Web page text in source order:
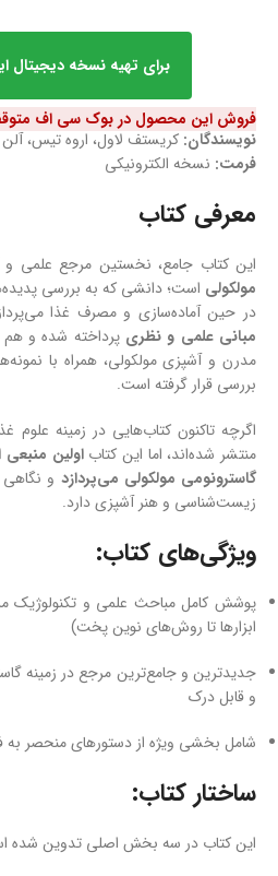
برای تهیه نسخه دیجیتال
فروش این محصول در بوک سی اف
نویسندگان: کریستف لاول، اروه تیس،
فرمت: نسخه الکترونیکی
معرفی کتاب
این کتاب جامع، نخستین مرجع علمی و
مولکولی است؛ دانشی که به بررسی
در حین آماده‌سازی و مصرف غذا
مبانی علمی و نظری پرداخته شده و هم
مدرن و آشپزی مولکولی، همراه با
بررسی قرار گرفته است.
اگرچه تاکنون کتاب‌هایی در زمینه
منتشر شده‌اند، اما این کتاباولین
گاسترونومی مولکولی می‌پردازد و
زیست‌شناسی و هنر آشپزی دارد.
ویژگی‌های کتاب:
پوشش کامل مباحث علمی و تکنولوژیک
ابزارها تا روش‌های نوین پخت)
جدیدترین و جامع‌ترین مرجع در زمینه
و قابل درک
شامل بخشی ویژه از دستورهای منحصر به
ساختار کتاب:
این کتاب در سه بخش اصلی تدوین شده